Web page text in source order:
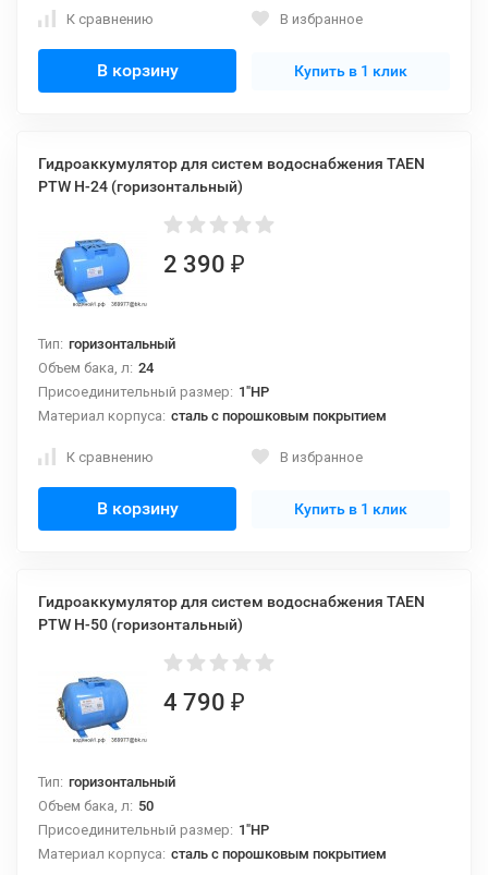
К сравнению В избранное
В корзину Купить в 1 клик
Гидроаккумулятор для систем водоснабжения TAEN
PTW H-24 (горизонтальный)
2 390 ₽
Тип: горизонтальный
Объем бака, л: 24
Присоединительный размер: 1"НР
Материал корпуса: сталь с порошковым покрытием
К сравнению В избранное
В корзину Купить в 1 клик
Гидроаккумулятор для систем водоснабжения TAEN
PTW H-50 (горизонтальный)
4 790 ₽
Тип: горизонтальный
Объем бака, л: 50
Присоединительный размер: 1"НР
Материал корпуса: сталь с порошковым покрытием